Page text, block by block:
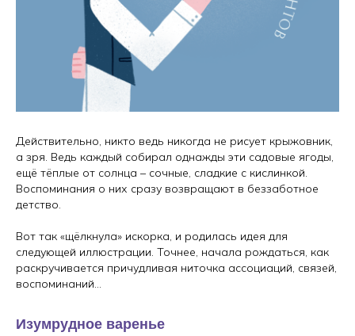
Действительно, никто ведь никогда не рисует крыжовник,
а зря. Ведь каждый собирал однажды эти садовые ягоды,
ещё тёплые от солнца – сочные, сладкие с кислинкой.
Воспоминания о них сразу возвращают в беззаботное
детство.
Вот так «щёлкнула» искорка, и родилась идея для
следующей иллюстрации. Точнее, начала рождаться, как
раскручивается причудливая ниточка ассоциаций, связей,
воспоминаний…
Изумрудное варенье